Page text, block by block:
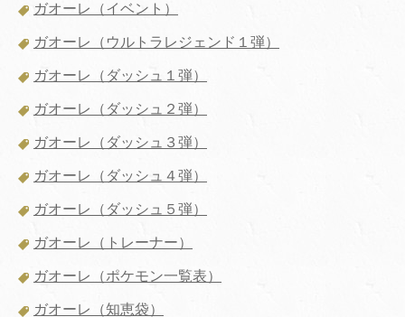
ガオーレ（イベント）
ガオーレ（ウルトラレジェンド１弾）
ガオーレ（ダッシュ１弾）
ガオーレ（ダッシュ２弾）
ガオーレ（ダッシュ３弾）
ガオーレ（ダッシュ４弾）
ガオーレ（ダッシュ５弾）
ガオーレ（トレーナー）
ガオーレ（ポケモン一覧表）
ガオーレ（知恵袋）